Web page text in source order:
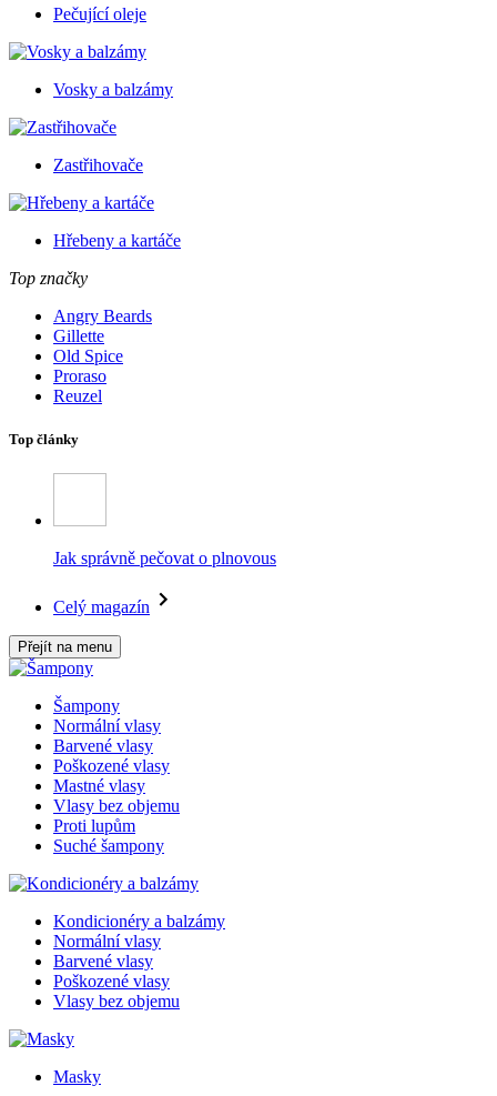
Pečující oleje
Vosky a balzámy
Zastřihovače
Hřebeny a kartáče
Top značky
Angry Beards
Gillette
Old Spice
Proraso
Reuzel
Top články
Jak správně pečovat o plnovous
Celý magazín
Přejít na menu
Šampony
Normální vlasy
Barvené vlasy
Poškozené vlasy
Mastné vlasy
Vlasy bez objemu
Proti lupům
Suché šampony
Kondicionéry a balzámy
Normální vlasy
Barvené vlasy
Poškozené vlasy
Vlasy bez objemu
Masky